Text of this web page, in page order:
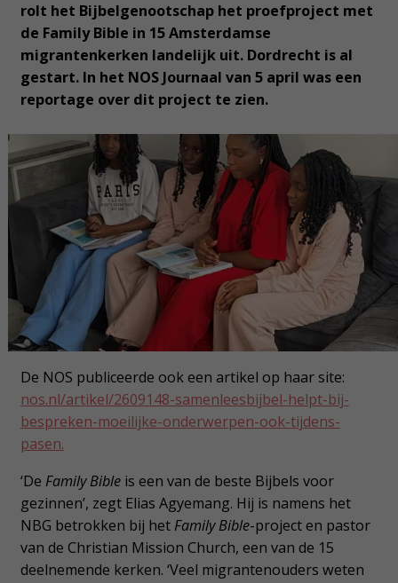
rolt het Bijbelgenootschap het proefproject met
de Family Bible in 15 Amsterdamse
migrantenkerken landelijk uit. Dordrecht is al
gestart. In het NOS Journaal van 5 april was een
reportage over dit project te zien.
De NOS publiceerde ook een artikel op haar site:
nos.nl/artikel/2609148-samenleesbijbel-helpt-bij-
bespreken-moeilijke-onderwerpen-ook-tijdens-
pasen.
‘De Family Bible is een van de beste Bijbels voor
gezinnen’, zegt Elias Agyemang. Hij is namens het
NBG betrokken bij het Family Bible-project en pastor
van de Christian Mission Church, een van de 15
deelnemende kerken. ‘Veel migrantenouders weten